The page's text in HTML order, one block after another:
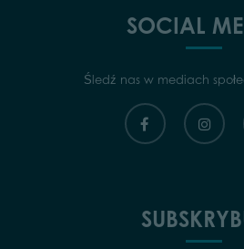
SOCIAL
Śledź nas w mediach